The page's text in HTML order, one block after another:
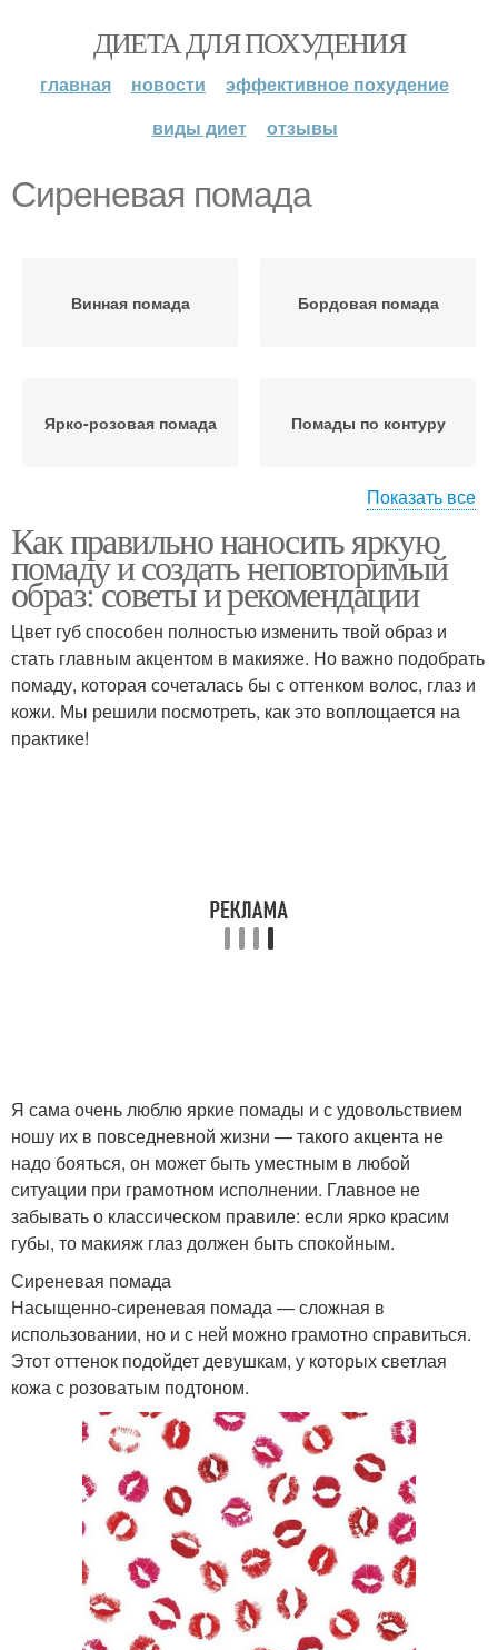
ДИЕТА ДЛЯ ПОХУДЕНИЯ
главная новости
эффективное похудение
виды диет
отзывы
Сиреневая помада
Винная помада Бордовая помада
Ярко-розовая помада Помады по контуру
поверхности
Помады по цветотипу
Помады под размер Помады в течение
Показать все
Как правильно наносить яркую
помаду и создать неповторимый
образ: советы и рекомендации
Цвет губ способен полностью изменить твой образ и
стать главным акцентом в макияже. Но важно подобрать
помаду, которая сочеталась бы с оттенком волос, глаз и
кожи. Мы решили посмотреть, как это воплощается на
практике!
Я сама очень люблю яркие помады и с удовольствием
ношу их в повседневной жизни — такого акцента не
надо бояться, он может быть уместным в любой
ситуации при грамотном исполнении. Главное не
забывать о классическом правиле: если ярко красим
губы, то макияж глаз должен быть спокойным.
Сиреневая помада
Насыщенно-сиреневая помада — сложная в
использовании, но и с ней можно грамотно справиться.
Этот оттенок подойдет девушкам, у которых светлая
кожа с розоватым подтоном.